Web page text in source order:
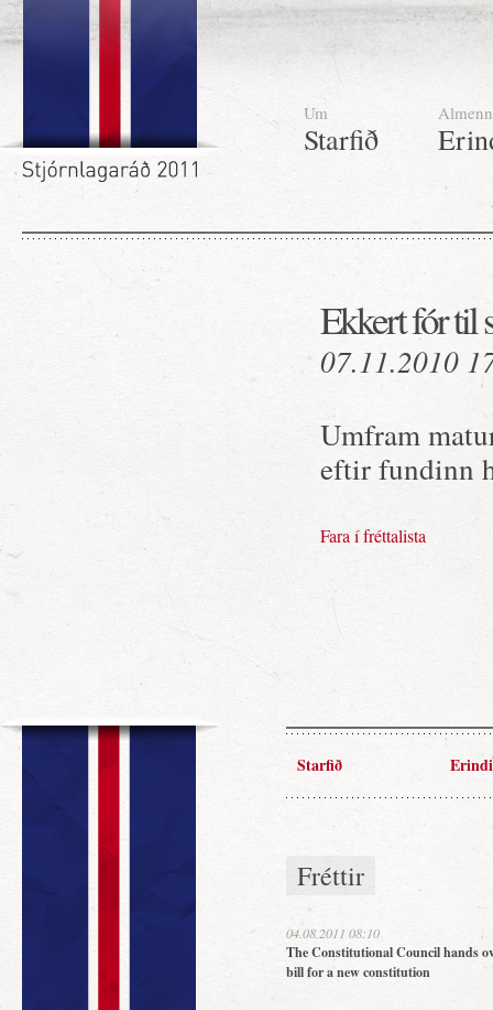
Um
Starfið
Almenn
Ekkert fór til
07.11.2010
Umfram
eftir fundinn
Fara í fréttalista
Starfið Erindi
Fréttir
04.08.2011 08:10
The Constitutional Council hands
bill for a new constitution